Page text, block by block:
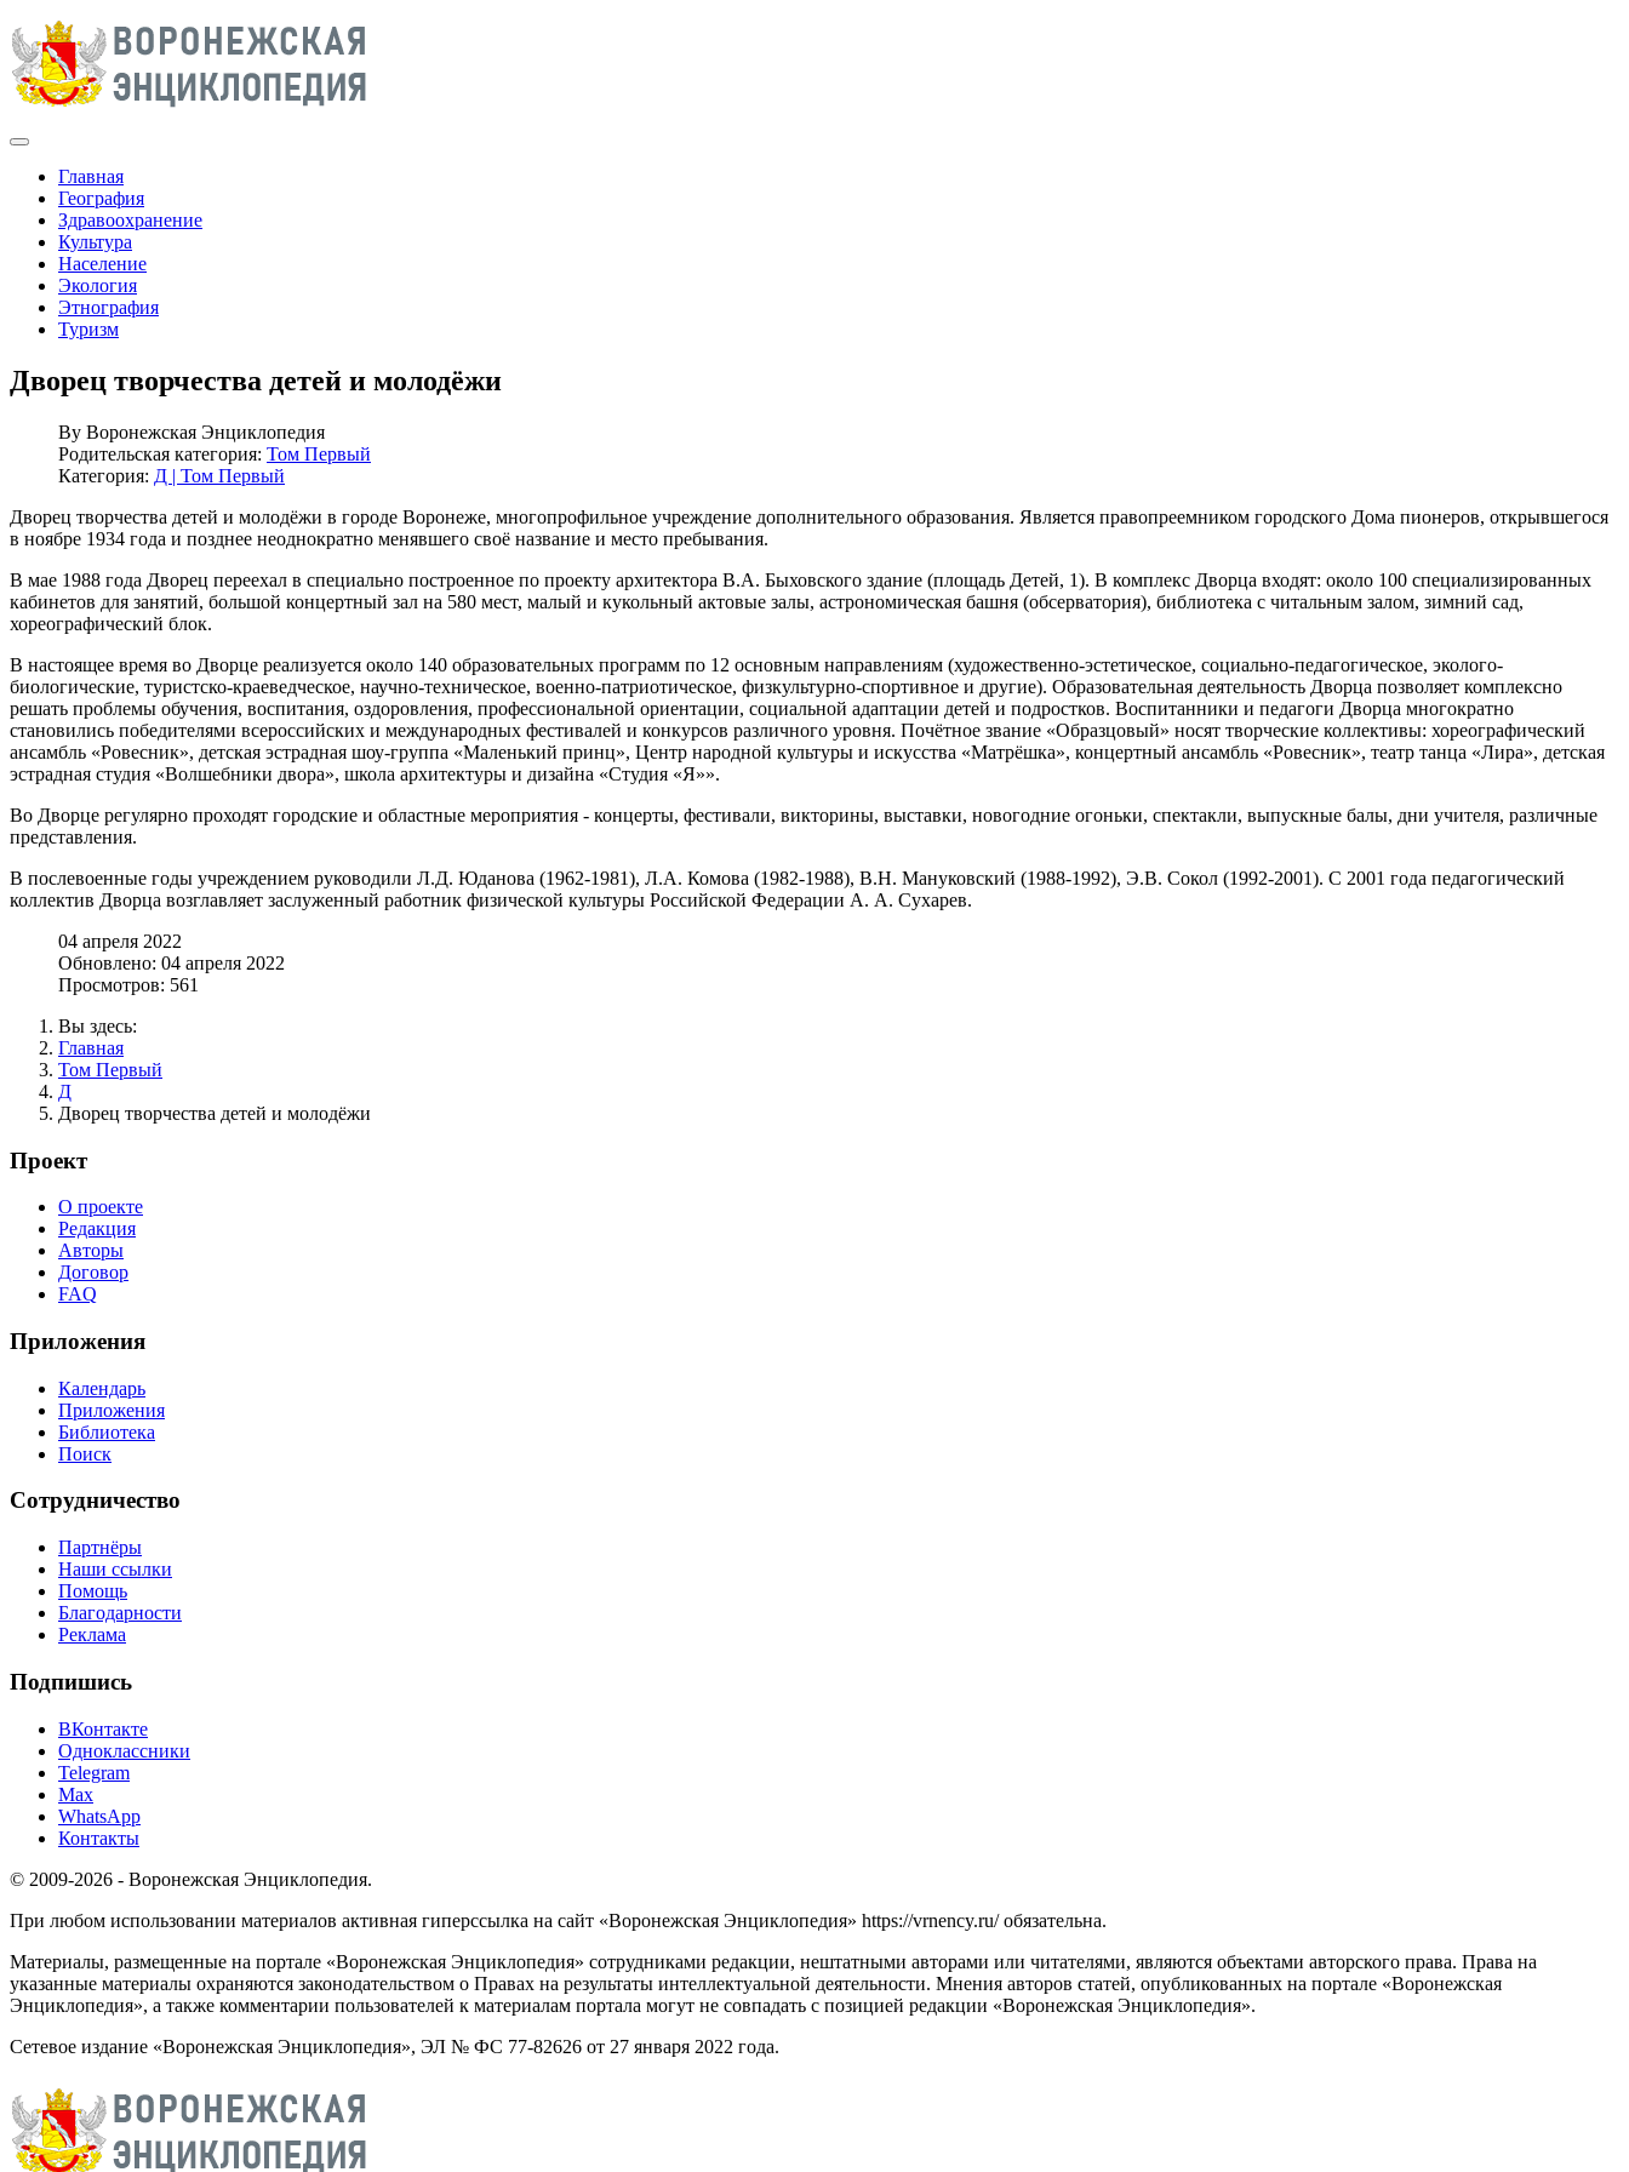
Главная
География
Здравоохранение
Культура
Население
Экология
Этнография
Туризм
Дворец творчества детей и молодёжи
By Воронежская Энциклопедия
Родительская категория: Том Первый
Категория: Д | Том Первый
Дворец творчества детей и молодёжи в городе Воронеже, многопрофильное учреждение дополнительного образования. Является правопреемником городского Дома пионеров, открывшегося
в ноябре 1934 года и позднее неоднократно менявшего своё название и место пребывания.
В мае 1988 года Дворец переехал в специально построенное по проекту архитектора В.А. Быховского здание (площадь Детей, 1). В комплекс Дворца входят: около 100 специализированных
кабинетов для занятий, большой концертный зал на 580 мест, малый и кукольный актовые залы, астрономическая башня (обсерватория), библиотека с читальным залом, зимний сад,
хореографический блок.
В настоящее время во Дворце реализуется около 140 образовательных программ по 12 основным направлениям (художественно-эстетическое, социально-педагогическое, эколого-
биологические, туристско-краеведческое, научно-техническое, военно-патриотическое, физкультурно-спортивное и другие). Образовательная деятельность Дворца позволяет комплексно
решать проблемы обучения, воспитания, оздоровления, профессиональной ориентации, социальной адаптации детей и подростков. Воспитанники и педагоги Дворца многократно
становились победителями всероссийских и международных фестивалей и конкурсов различного уровня. Почётное звание «Образцовый» носят творческие коллективы: хореографический
ансамбль «Ровесник», детская эстрадная шоу-группа «Маленький принц», Центр народной культуры и искусства «Матрёшка», концертный ансамбль «Ровесник», театр танца «Лира», детская
эстрадная студия «Волшебники двора», школа архитектуры и дизайна «Студия «Я»».
Во Дворце регулярно проходят городские и областные мероприятия - концерты, фестивали, викторины, выставки, новогодние огоньки, спектакли, выпускные балы, дни учителя, различные
представления.
В послевоенные годы учреждением руководили Л.Д. Юданова (1962-1981), Л.А. Комова (1982-1988), В.Н. Мануковский (1988-1992), Э.В. Сокол (1992-2001). С 2001 года педагогический
коллектив Дворца возглавляет заслуженный работник физической культуры Российской Федерации А. А. Сухарев.
04 апреля 2022
Обновлено: 04 апреля 2022
Просмотров: 561
Вы здесь:
Главная
Том Первый
Д
Дворец творчества детей и молодёжи
Проект
О проекте
Редакция
Авторы
Договор
FAQ
Приложения
Календарь
Приложения
Библиотека
Поиск
Сотрудничество
Партнёры
Наши ссылки
Помощь
Благодарности
Реклама
Подпишись
ВКонтакте
Одноклассники
Telegram
Max
WhatsApp
Контакты
© 2009-2026 - Воронежская Энциклопедия.
При любом использовании материалов активная гиперссылка на сайт «Воронежская Энциклопедия» https://vrnency.ru/ обязательна.
Материалы, размещенные на портале «Воронежская Энциклопедия» сотрудниками редакции, нештатными авторами или читателями, являются объектами авторского права. Права на
указанные материалы охраняются законодательством о Правах на результаты интеллектуальной деятельности. Мнения авторов статей, опубликованных на портале «Воронежская
Энциклопедия», а также комментарии пользователей к материалам портала могут не совпадать с позицией редакции «Воронежская Энциклопедия».
Сетевое издание «Воронежская Энциклопедия», ЭЛ № ФС 77-82626 от 27 января 2022 года.